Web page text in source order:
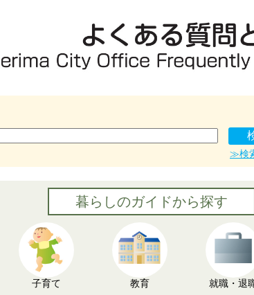
≫検
暮らしのガイドから探す
子育て 教育 就職・退